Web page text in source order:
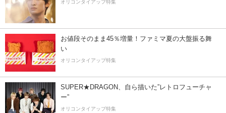
オリコンタイアップ特集
お値段そのまま45％増量！ファミマ夏の大盤振る舞
い
オリコンタイアップ特集
SUPER★DRAGON、自ら描いた”レトロフューチャ
ー”
オリコンタイアップ特集